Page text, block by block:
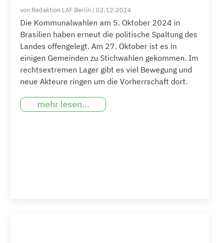
von Redaktion LAF Berlin | 02.12.2024
Die Kommunalwahlen am 5. Oktober 2024 in
Brasilien haben erneut die politische Spaltung des
Landes offengelegt. Am 27. Oktober ist es in
einigen Gemeinden zu Stichwahlen gekommen. Im
rechtsextremen Lager gibt es viel Bewegung und
neue Akteure ringen um die Vorherrschaft dort.
mehr lesen...